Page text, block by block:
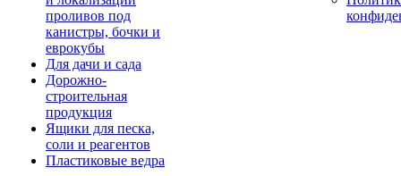
проливов под
канистры, бочки и
еврокубы
Для дачи и сада
Дорожно-
строительная
продукция
Ящики для песка,
соли и реагентов
Пластиковые ведра